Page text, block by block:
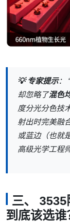
💡 专家提示：
却忽略了混色
度分光分色技
射出时完美融
或蓝边（也就
高级光学工程
三、 3535
到底该选谁